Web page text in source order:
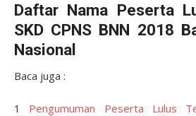
Daftar Nama Peserta
SKD CPNS BNN 2018
Nasional
Baca juga :
1 Pengumuman Peserta Lulus